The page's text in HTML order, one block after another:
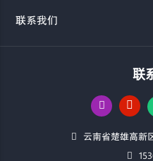
联系我们
联
云南省楚雄高新